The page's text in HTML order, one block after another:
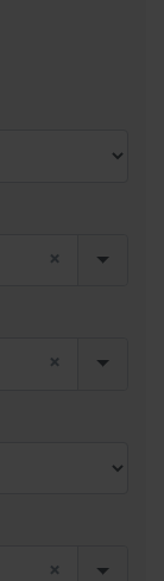
×
×
×